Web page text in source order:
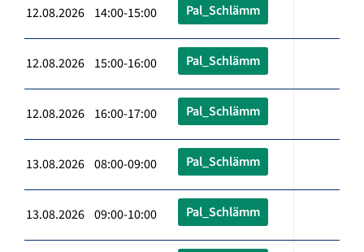
12.08.2026 14:00-15:00 Pal_Schlämm
12.08.2026 15:00-16:00 Pal_Schlämm
12.08.2026 16:00-17:00 Pal_Schlämm
13.08.2026 08:00-09:00 Pal_Schlämm
13.08.2026 09:00-10:00 Pal_Schlämm